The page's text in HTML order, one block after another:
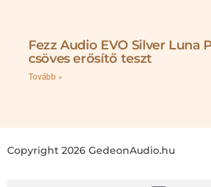
Fezz Audio EVO Silver Luna
csöves erősítő teszt
Tovább »
Copyright 2026 GedeonAudio.hu